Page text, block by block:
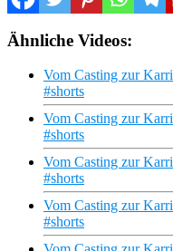
Ähnliche Videos:
Vom Casting zur
#shorts
Vom Casting zur
#shorts
Vom Casting zur
#shorts
Vom Casting zur
#shorts